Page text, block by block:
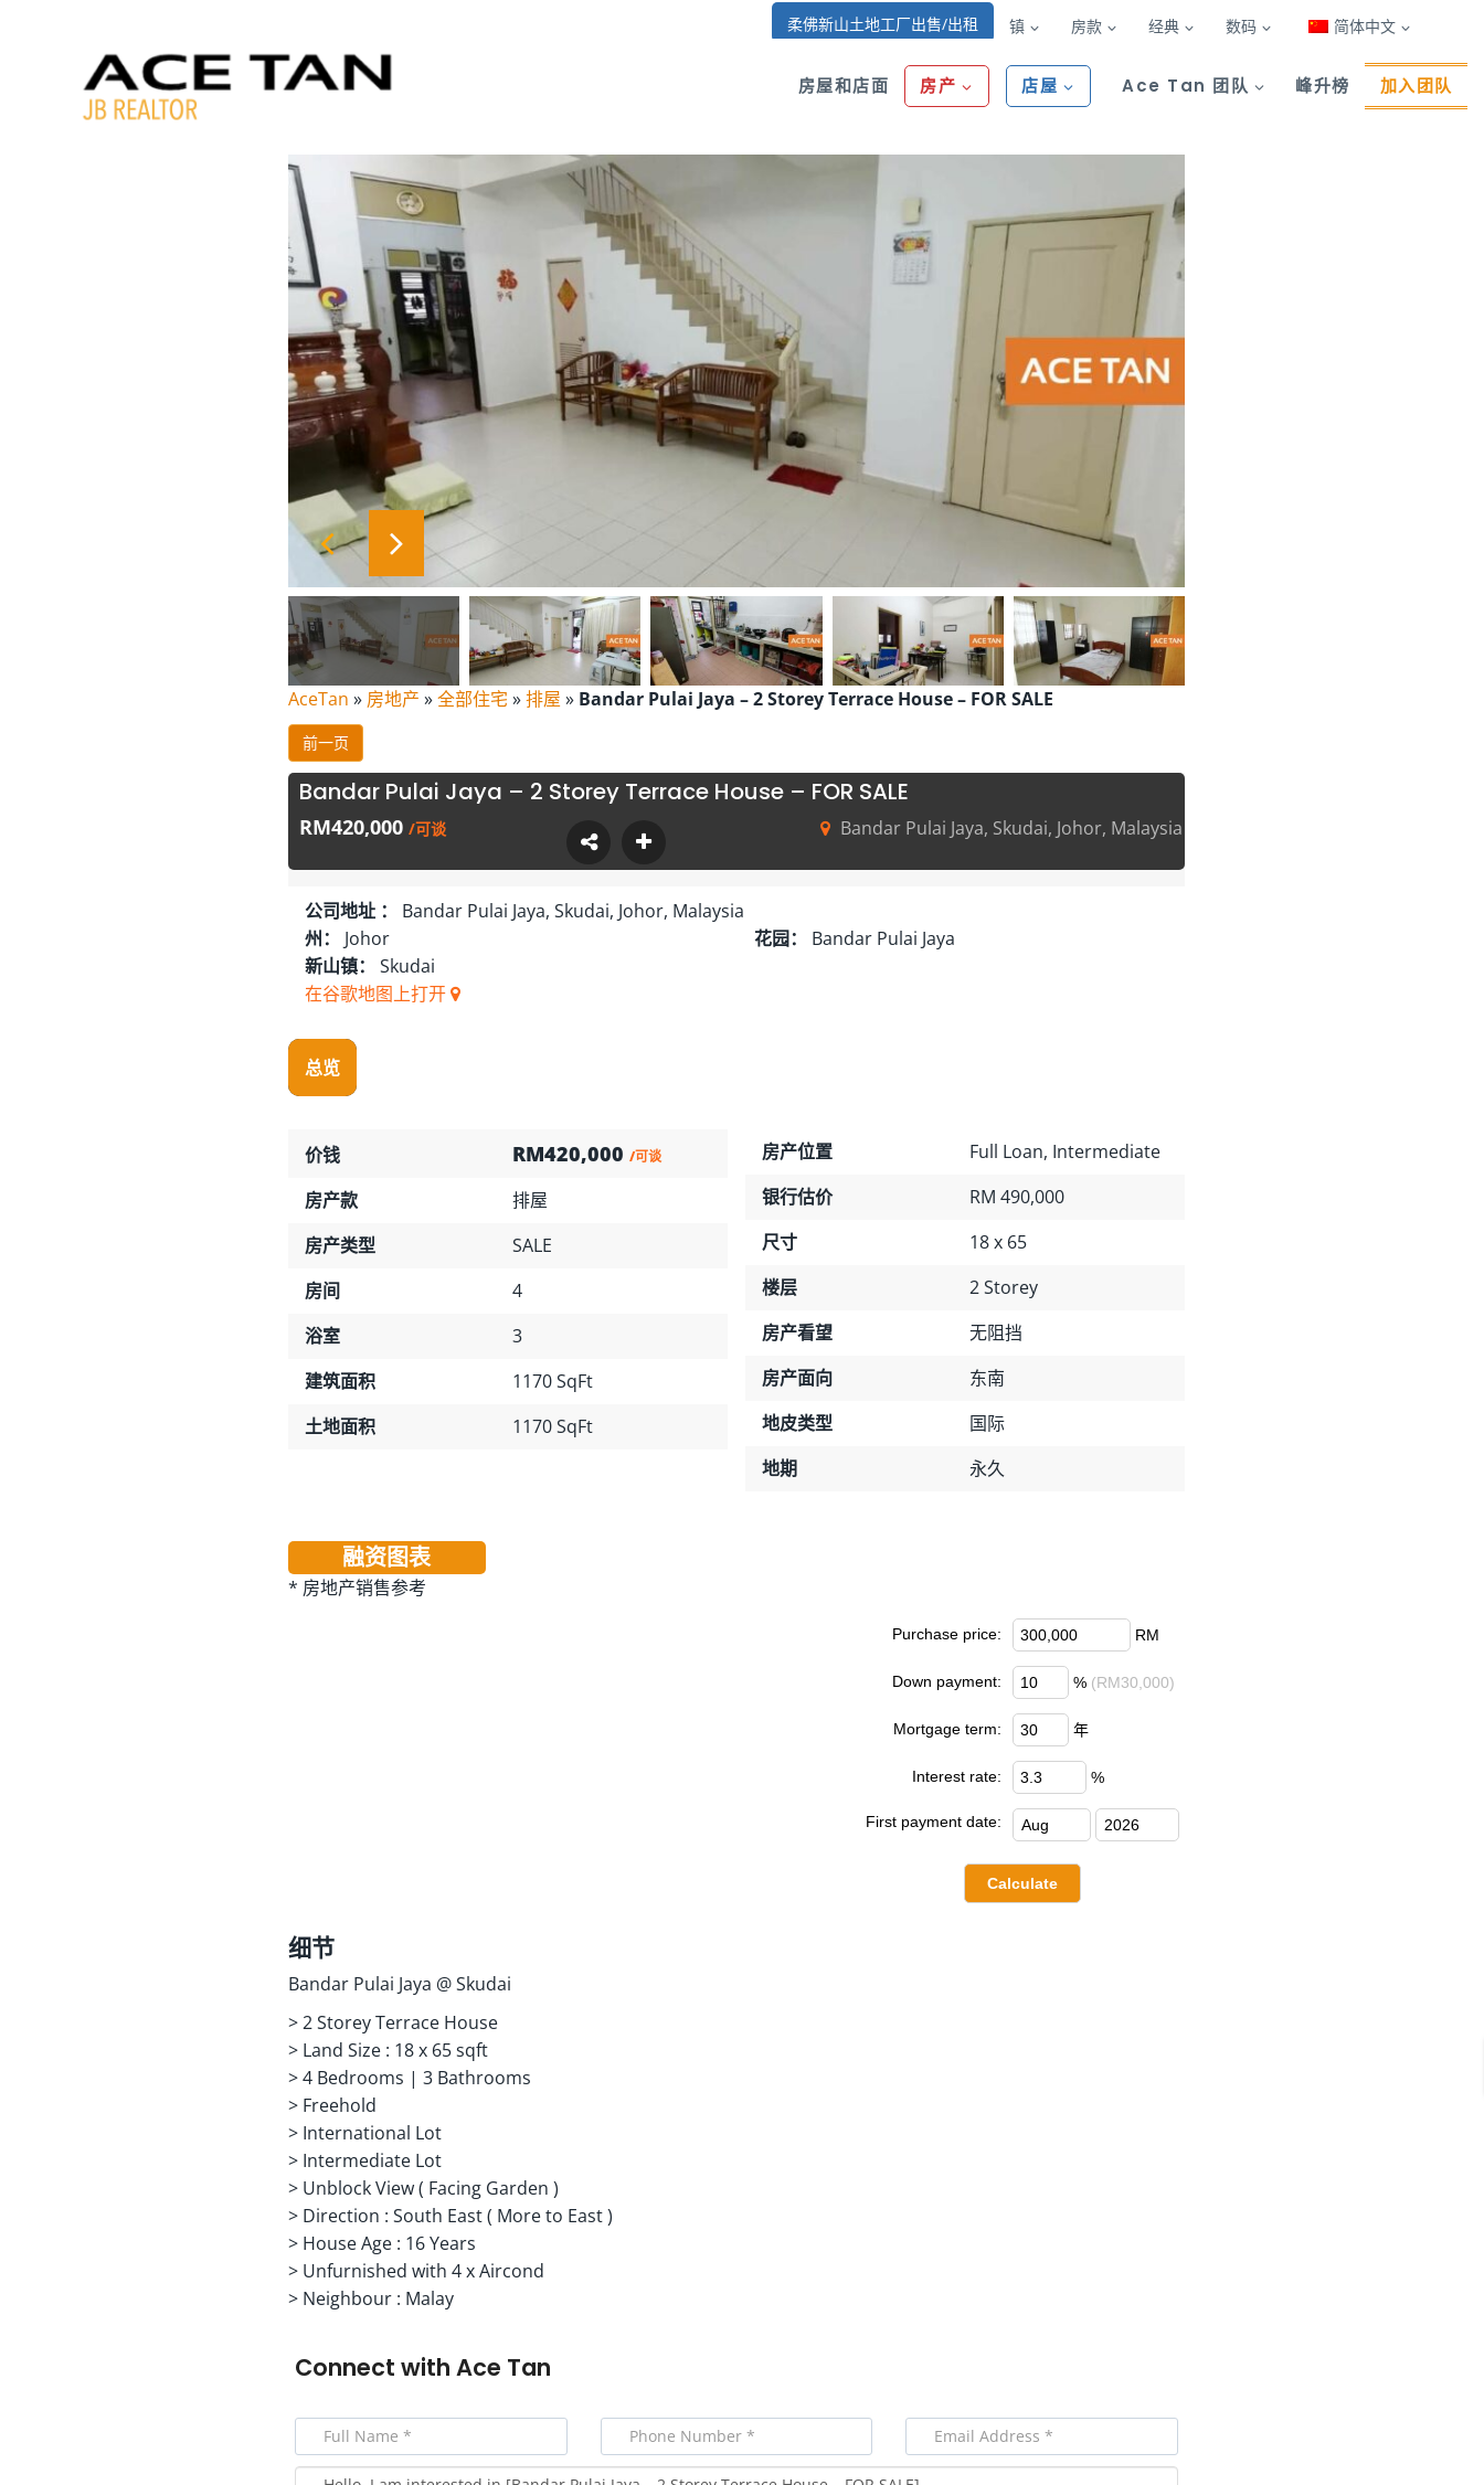
柔佛新山土地工厂出售/出租 镇 房款 经典 数码 简体中文
房屋和店面 房产 店屋 Ace Tan 团队 峰升榜 加入团队
AceTan » 房地产 »全部住宅 »排屋 » Bandar Pulai Jaya – 2 Storey Terrace House – FOR SALE
前一页
Bandar Pulai Jaya – 2 Storey Terrace House – FOR SALE
RM420,000 /可谈 Bandar Pulai Jaya, Skudai, Johor, Malaysia
公司地址 ：
Bandar Pulai Jaya, Skudai, Johor, Malaysia
州：
Johor
新山镇：
Skudai
花园： Bandar Pulai Jaya
在谷歌地图上打开
总览
价钱 RM420,000 /可谈
房产款
排屋
房产类型
SALE
房间
4
浴室
3
建筑面积
1170 SqFt
土地面积
1170 SqFt
房产位置
Full Loan, Intermediate
银行估价
RM 490,000
尺寸
18 x 65
楼层
2 Storey
房产看望
无阻挡
房产面向
东南
地皮类型
国际
地期
永久
融资图表
* 房地产销售参考
Purchase price: RM
Down payment: % (RM30,000)
Mortgage term: 年
Interest rate: %
First payment date:
细节
Bandar Pulai Jaya @ Skudai
> 2 Storey Terrace House
> Land Size : 18 x 65 sqft
> 4 Bedrooms | 3 Bathrooms
> Freehold
> International Lot
> Intermediate Lot
> Unblock View ( Facing Garden )
> Direction : South East ( More to East )
> House Age : 16 Years
> Unfurnished with 4 x Aircond
> Neighbour : Malay
Connect with Ace Tan